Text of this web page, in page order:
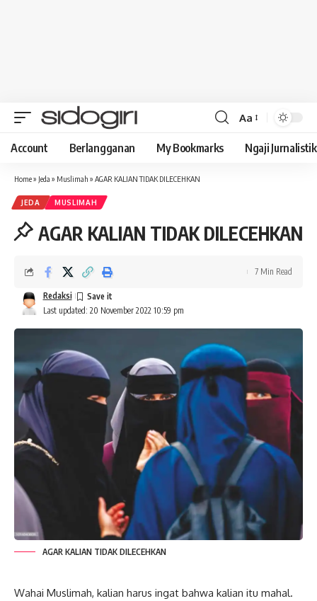
Font
Resizer
Aa
Account Berlangganan My Bookmarks Ngaji Jurnalistik
Home» Jeda » Muslimah » AGAR KALIAN TIDAK DILECEHKAN
JEDA MUSLIMAH
AGAR KALIAN TIDAK DILECEHKAN
Last updated: 20 November 2022 10:59 pm
Redaksi
7 Min Read
AGAR KALIAN TIDAK DILECEHKAN
Wahai Muslimah, kalian harus ingat bahwa kalian itu mahal.